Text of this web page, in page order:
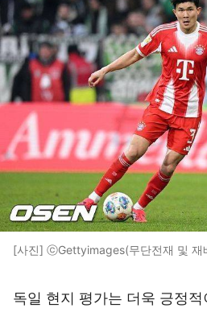
[사진] ⓒGettyimages(무단전재 및 재
독일 현지 평가는 더욱 긍정